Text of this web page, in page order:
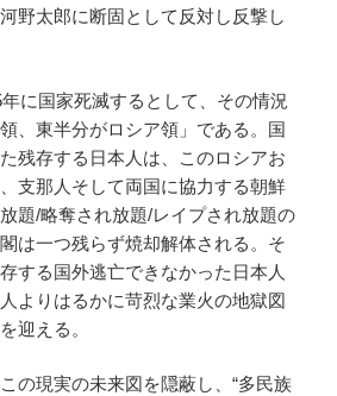
野太郎に断固として反対し反撃し
に国家死滅するとして、その情況
、東半分がロシア領」である。国
残存する日本人は、このロシアお
支那人そして両国に協力する朝鮮
題/略奪され放題/レイプされ放題の
は一つ残らず焼却解体される。そ
する国外逃亡できなかった日本人
よりはるかに苛烈な業火の地獄図
迎える。
の現実の未来図を隠蔽し、“多民族